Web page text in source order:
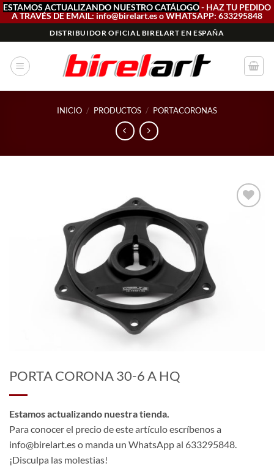
ESTAMOS ACTUALIZANDO NUESTRO CATÁLOGO- HAZ TU PEDIDO
A TRAVÉS DE EMAIL: info@birelart.es o WHATSAPP: 633295848
al
contenido
DISTRIBUIDOR OFICIAL BIRELART EN ESPAÑA
INICIO / PRODUCTOS / PORTACORONAS
PORTA CORONA 30-6 A HQ
Estamos actualizando nuestra tienda.
Para conocer el precio de este artículo escríbenos a
info@birelart.es o manda un WhatsApp al 633295848.
¡Disculpa las molestias!